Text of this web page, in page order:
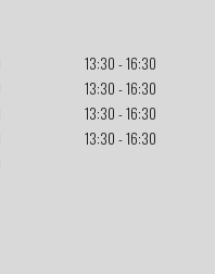
13:30 - 16:30
13:30 - 16:30
13:30 - 16:30
13:30 - 16:30